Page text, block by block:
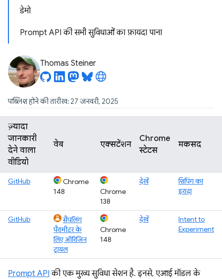
डेमो
Prompt API की सभी सुविधाओं का फ़ायदा पाना
Thomas Steiner
पब्लिश होने की तारीख: 27 जनवरी, 2025
ज़्यादा
जानकारी
देने वाला
वीडियो
वेब एक्सटेंशन
Chrome
स्टेटस
मकसद
GitHub
Chrome
148
Chrome
138
देखें
शिपिंग का
इरादा
GitHub
सैंपलिंग
पैरामीटर के
लिए ऑरिजिन
ट्रायल
Chrome
148
देखें
Intent to
Experiment
Prompt API की एक मुख्य सुविधा सेशन है. इनसे, एआई मॉडल के